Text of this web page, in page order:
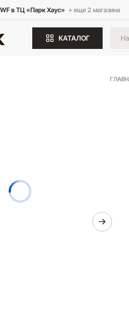
в ТЦ «Парк Хаус» + еще 2 магазина
КАТАЛОГ